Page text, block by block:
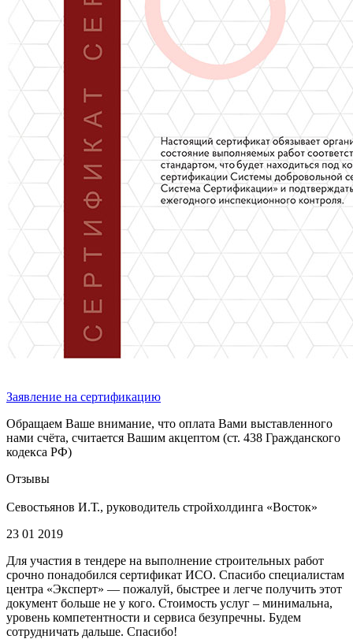
Заявление на сертификацию
Обращаем Ваше внимание, что оплата Вами выставленного
нами счёта, считается Вашим акцептом (ст. 438 Гражданского
кодекса РФ)
Отзывы
Севостьянов И.Т., руководитель стройхолдинга «Восток»
23 01 2019
Для участия в тендере на выполнение строительных работ
срочно понадобился сертификат ИСО. Спасибо специалистам
центра «Эксперт» — пожалуй, быстрее и легче получить этот
документ больше не у кого. Стоимость услуг – минимальна,
уровень компетентности и сервиса безупречны. Будем
сотрудничать дальше. Спасибо!